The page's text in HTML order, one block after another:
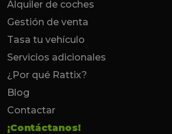
Alquiler de coches
Gestión de venta
Tasa tu vehículo
Servicios adicionales
¿Por qué Rattix?
Blog
Contactar
¡Contáctanos!